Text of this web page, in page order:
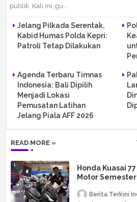
publik. Kali ini, gu...
Jelang Pilkada Serentak,
Kabid Humas Polda Kepri:
Patroli Tetap Dilakukan
Agenda Terbaru Timnas
Indonesia: Bali Dipilih
Menjadi Lokasi
Pemusatan Latihan
Jelang Piala AFF 2026
READ MORE »
Honda Kuasai
Motor Semester
Berita Terkini